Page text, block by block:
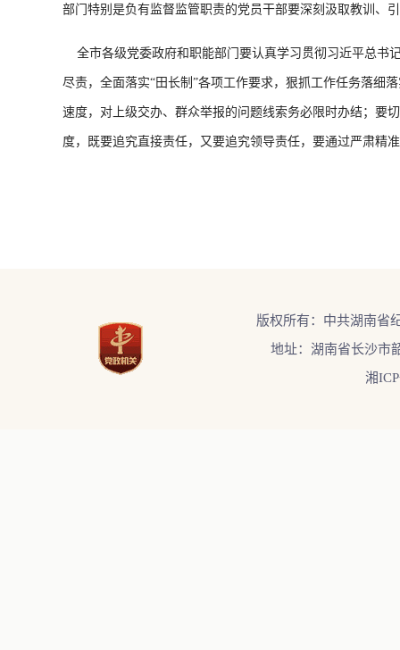
部门特别是负有监督监管职责的党员干部要深刻汲取教训、
全市各级党委政府和职能部门要认真学习贯彻习近平总书
尽责，全面落实“田长制”各项工作要求，狠抓工作任务落细
速度，对上级交办、群众举报的问题线索务必限时办结；要
度，既要追究直接责任，又要追究领导责任，要通过严肃精
版权所有：中共湖南省
地址：湖南省长沙市
湘